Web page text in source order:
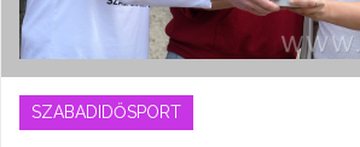
SZABADIDŐSPORT